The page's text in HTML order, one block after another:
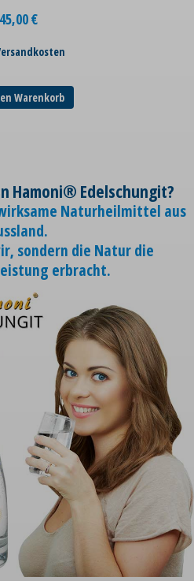
45,00€
Warenkorb
Hamoni® Edelschungit?
Naturheilmittel aus
sondern die Natur die
erbracht.